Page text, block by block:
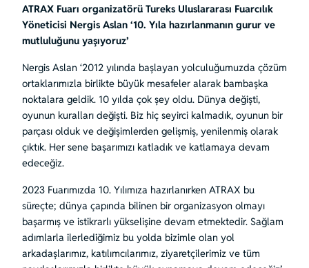
ATRAX Fuarı organizatörü Tureks Uluslararası Fuarcılık
Yöneticisi Nergis Aslan ‘10. Yıla hazırlanmanın gurur ve
mutluluğunu yaşıyoruz’
Nergis Aslan ‘2012 yılında başlayan yolculuğumuzda çözüm
ortaklarımızla birlikte büyük mesafeler alarak bambaşka
noktalara geldik. 10 yılda çok şey oldu. Dünya değişti,
oyunun kuralları değişti. Biz hiç seyirci kalmadık, oyunun bir
parçası olduk ve değişimlerden gelişmiş, yenilenmiş olarak
çıktık. Her sene başarımızı katladık ve katlamaya devam
edeceğiz.
2023 Fuarımızda 10. Yılımıza hazırlanırken ATRAX bu
süreçte; dünya çapında bilinen bir organizasyon olmayı
başarmış ve istikrarlı yükselişine devam etmektedir. Sağlam
adımlarla ilerlediğimiz bu yolda bizimle olan yol
arkadaşlarımız, katılımcılarımız, ziyaretçilerimiz ve tüm